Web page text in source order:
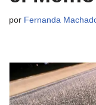
por Fernanda